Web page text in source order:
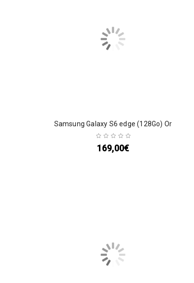
Samsung Galaxy S6 edge (128Go) Or
169,00€